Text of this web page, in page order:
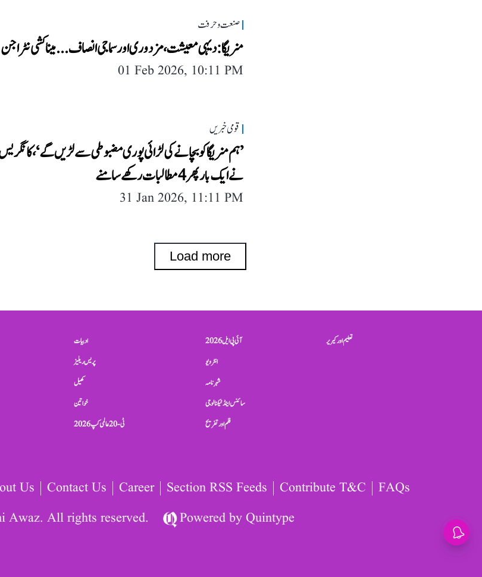
صنعت و حرفت
منریگا: دیہی معیشت، مزدوری اور سماجی انصاف...میناکشی نٹراجن
01 Feb 2026, 10:11 PM
قومی خبریں
’ہم منریگا کو بچانے کی لڑائی پوری مضبوطی سے لڑیں گے‘،
نے ایک بار پھر 4 مطالبات رکھے سامنے
31 Jan 2026, 11:11 PM
Load more
ادبیات
پریس ریلیز
کھیل
خواتین
ٹی-20 عالمی کپ 2026
آئی پی ایل 2026
انٹرویو
شہرنامہ
سائنس اینڈ ٹیکنالوجی
فلم اور تفریح
تعلیم اور کیریر
Us Contact Us Career Section RSS Feeds Contribute T&C
FAQs
Awaz. All rights reserved.
Powered byQuintype